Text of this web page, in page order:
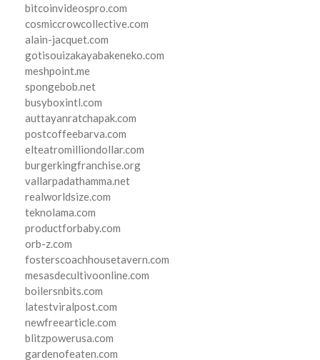
bitcoinvideospro.com
cosmiccrowcollective.com
alain-jacquet.com
gotisouizakayabakeneko.com
meshpoint.me
spongebob.net
busyboxintl.com
auttayanratchapak.com
postcoffeebarva.com
elteatromilliondollar.com
burgerkingfranchise.org
vallarpadathamma.net
realworldsize.com
teknolama.com
productforbaby.com
orb-z.com
fosterscoachhousetavern.com
mesasdecultivoonline.com
boilersnbits.com
latestviralpost.com
newfreearticle.com
blitzpowerusa.com
gardenofeaten.com